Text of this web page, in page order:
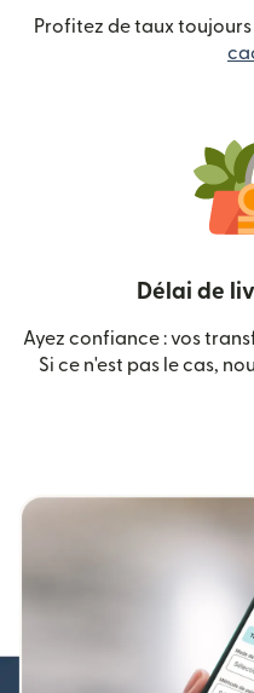
Profitez de taux
Délai de
Ayez confiance : vos
Si ce n'est pas le cas,